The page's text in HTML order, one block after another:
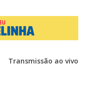
Transmissão ao vivo